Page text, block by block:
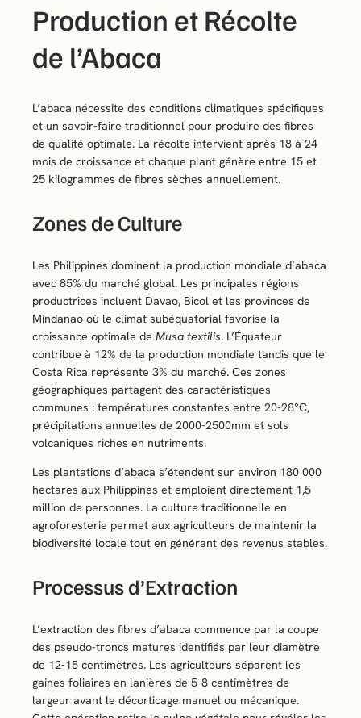
Production et Récolte
de l’Abaca
L’abaca nécessite des conditions climatiques spécifiques
et un savoir-faire traditionnel pour produire des fibres
de qualité optimale. La récolte intervient après 18 à 24
mois de croissance et chaque plant génère entre 15 et
25 kilogrammes de fibres sèches annuellement.
Zones de Culture
Les Philippines dominent la production mondiale d’abaca
avec 85% du marché global. Les principales régions
productrices incluent Davao, Bicol et les provinces de
Mindanao où le climat subéquatorial favorise la
croissance optimale de Musa textilis. L’Équateur
contribue à 12% de la production mondiale tandis que le
Costa Rica représente 3% du marché. Ces zones
géographiques partagent des caractéristiques
communes : températures constantes entre 20-28°C,
précipitations annuelles de 2000-2500mm et sols
volcaniques riches en nutriments.
Les plantations d’abaca s’étendent sur environ 180 000
hectares aux Philippines et emploient directement 1,5
million de personnes. La culture traditionnelle en
agroforesterie permet aux agriculteurs de maintenir la
biodiversité locale tout en générant des revenus stables.
Processus d’Extraction
L’extraction des fibres d’abaca commence par la coupe
des pseudo-troncs matures identifiés par leur diamètre
de 12-15 centimètres. Les agriculteurs séparent les
gaines foliaires en lanières de 5-8 centimètres de
largeur avant le décorticage manuel ou mécanique.